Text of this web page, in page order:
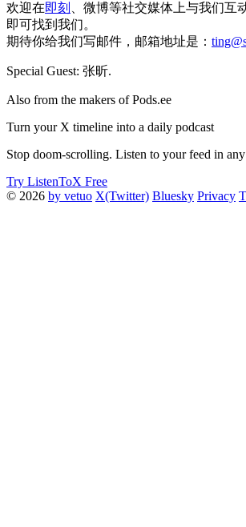
欢迎在即刻 、微博等社交媒体上与我们互
即可找到我们。
期待你给我们写邮件，邮箱地址是：
Special Guest: 张昕.
Also from the makers of Pods.ee
Turn your X timeline into a daily podcast
Stop doom-scrolling. Listen to your feed in any
Try ListenToX Free
© 2026 by vetuo X(Twitter) Bluesky Privacy